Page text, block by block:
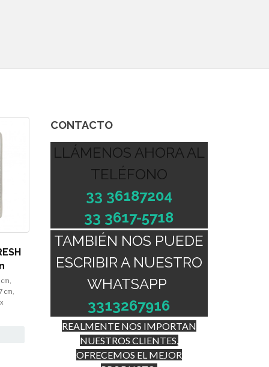
cm,
CONTACTO
LLÁMENOS AHORA AL
TELÉFONO
33 36187204
33 3617-5718
TAMBIÉN NOS PUEDE
ESCRIBIR A NUESTRO
WHATSAPP
3313267916
REALMENTE NOS IMPORTAN
NUESTROS CLIENTES,
OFRECEMOS EL MEJOR